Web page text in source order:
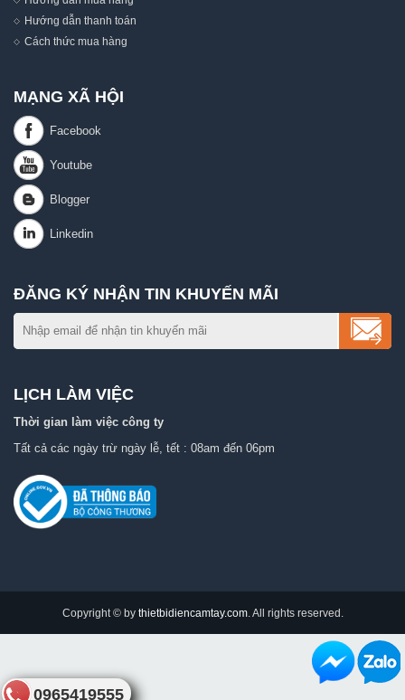
Hướng dẫn thanh toán
Cách thức mua hàng
MẠNG XÃ HỘI
ĐĂNG KÝ NHẬN TIN KHUYẾN MÃI
LỊCH LÀM VIỆC
Thời gian làm việc công ty
Tất cả các ngày trừ ngày lễ, tết : 08am đến 06pm
Copyright © by thietbidiencamtay.com. All rights reserved.
0965419555